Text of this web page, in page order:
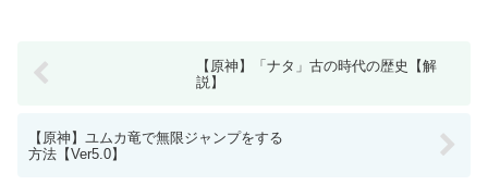
【原神】「ナタ」古の時代の歴史【解
説】
【原神】ユムカ竜で無限ジャンプをする
方法【Ver5.0】